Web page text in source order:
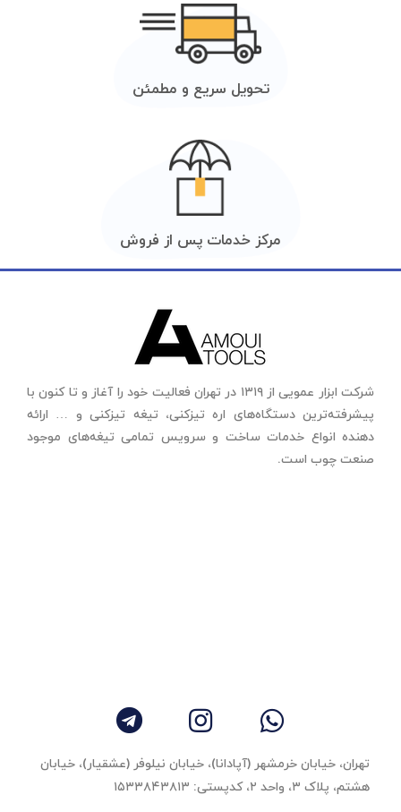
تحویل سریع و مطمئن
مرکز خدمات پس از فروش
شرکت ابزار عمویی از ۱۳۱۹ در تهران فعالیت خود را آغاز و تا کنون با
پیشرفته‌ترین دستگاه‌های اره تیزکنی، تیغه تیزکنی و … ارائه
دهنده انواع خدمات ساخت و سرویس تمامی تیغه‌های موجود
صنعت چوب است.
تهران، خیابان خرمشهر (آپادانا)، خیابان نیلوفر (عشقیار)، خیابان
هشتم، پلاک ۳، واحد ٢، کدپستی: ۱۵۳۳۸۴۳۸۱۳